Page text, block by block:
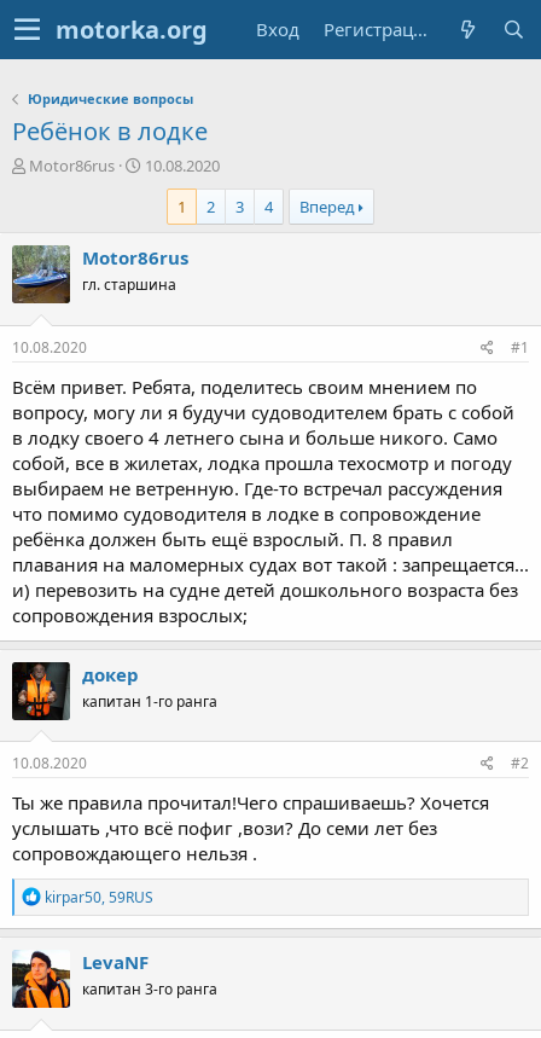
Вход Регистрация
Юридические вопросы
Ребёнок в лодке
А
р
т
е
ы
Motor86rus
Д
н
ч
10.08.2020
1
2 3 4 Вперед
Motor86rus
гл. старшина
10.08.2020 #1
Всём привет. Ребята, поделитесь своим мнением по
вопросу, могу ли я будучи судоводителем брать с собой
в лодку своего 4 летнего сына и больше никого. Само
собой, все в жилетах, лодка прошла техосмотр и погоду
выбираем не ветренную. Где-то встречал рассуждения
что помимо судоводителя в лодке в сопровождение
ребёнка должен быть ещё взрослый. П. 8 правил
плавания на маломерных судах вот такой : запрещается...
и) перевозить на судне детей дошкольного возраста без
сопровождения взрослых;
докер
капитан 1-го ранга
10.08.2020 #2
Ты же правила прочитал!Чего спрашиваешь? Хочется
услышать ,что всё пофиг ,вози? До семи лет без
сопровождающего нельзя .
Р
е
а
к
ц
и
и
:
kirpar50,59RUS
LevaNF
капитан 3-го ранга